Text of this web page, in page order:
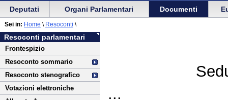
Menu
di
ausilio
alla
navigazione
Vai
Menu
di
navigazione
principale
Menu
di
navigazione
principale
Vai
menu
di
sezione
Deputati Organi Parlamentari Documenti
Vai
al
contenuto
Resoconti parlamentari
Frontespizio
Resoconto sommario
Resoconto stenografico
Votazioni elettroniche
Sei in: Home \ Resoconti \
...